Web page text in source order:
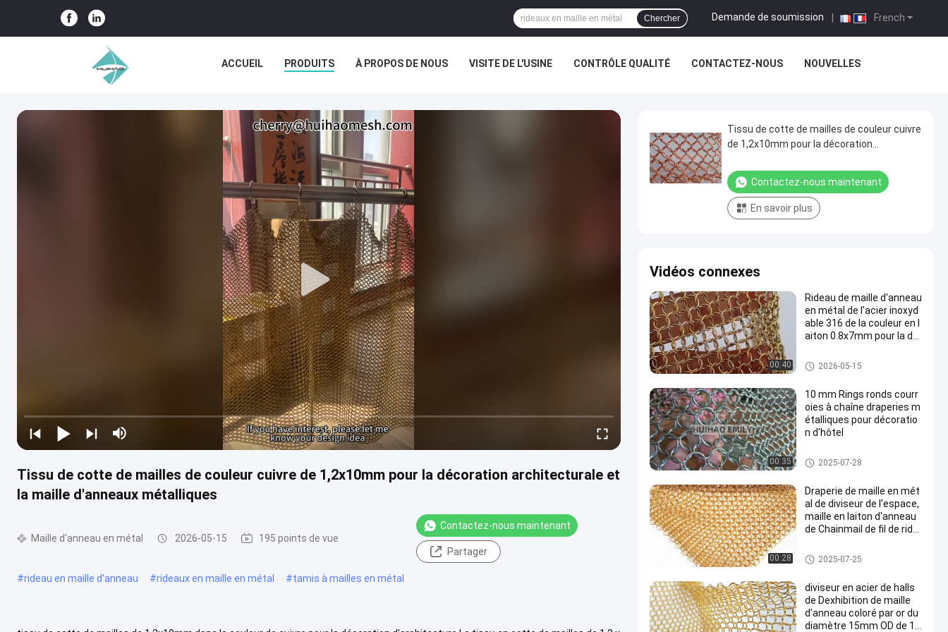
French
Demande de soumission
Chercher
ACCUEIL PRODUITS À PROPOS DE NOUS VISITE DE L'USINE CONTRÔLE QUALITÉ CONTACTEZ-NOUS NOUVELLES
Tissu de cotte de mailles de couleur cuivre de 1,2x10mm pour la décoration architecturale et
la maille d'anneaux métalliques
Maille d'anneau en métal 2026-05-15 195 points de vue
Contactez-nous maintenant
Partager
#rideau en maille d'anneau #rideaux en maille en métal #tamis à mailles en métal
Tissu de cotte de mailles de couleur cuivre
de 1,2x10mm pour la décoration
métalliques
Contactez-nous maintenant
En savoir plus
Vidéos connexes
00:40
Rideau de maille d'anneau
en métal de l'acier inoxyd
able 316 de la couleur en l
aiton 0.8x7mm pour la dé
Maille d'anneau en métal
2026-05-15
00:35
10 mm Rings ronds courr
oies à chaîne draperies m
étalliques pour décoratio
n d'hôtel
Draperie de maille en métal
2025-07-28
00:28
Draperie de maille en mét
al de diviseur de l'espace,
maille en laiton d'anneau
de Chainmail de fil de ride
Draperie de maille en métal
2025-07-25
diviseur en acier de halls
de Dexhibition de maille
d'anneau coloré par or du
diamètre 15mm OD de 1.